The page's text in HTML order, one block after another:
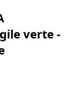
verte -